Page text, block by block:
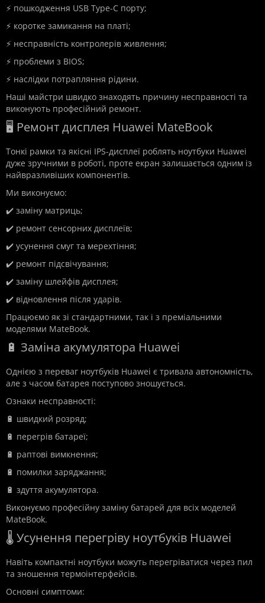
⚡ пошкодження USB Type-C порту;
⚡ коротке замикання на платі;
⚡ несправність контролерів живлення;
⚡ проблеми з BIOS;
⚡ наслідки потрапляння рідини.
Наші майстри швидко знаходять причину несправності та
виконують професійний ремонт.
🖥️ Ремонт дисплея Huawei MateBook
Тонкі рамки та якісні IPS-дисплеї роблять ноутбуки Huawei
дуже зручними в роботі, проте екран залишається одним із
найвразливіших компонентів.
Ми виконуємо:
✔️ заміну матриць;
✔️ ремонт сенсорних дисплеїв;
✔️ усунення смуг та мерехтіння;
✔️ ремонт підсвічування;
✔️ заміну шлейфів дисплея;
✔️ відновлення після ударів.
Працюємо як зі стандартними, так і з преміальними
моделями MateBook.
🔋 Заміна акумулятора Huawei
Однією з переваг ноутбуків Huawei є тривала автономність,
але з часом батарея поступово зношується.
Ознаки несправності:
🔋 швидкий розряд;
🔋 перегрів батареї;
🔋 раптові вимкнення;
🔋 помилки заряджання;
🔋 здуття акумулятора.
Виконуємо професійну заміну батарей для всіх моделей
MateBook.
🌡️ Усунення перегріву ноутбуків Huawei
Навіть компактні ноутбуки можуть перегріватися через пил
та зношення термоінтерфейсів.
Основні симптоми: